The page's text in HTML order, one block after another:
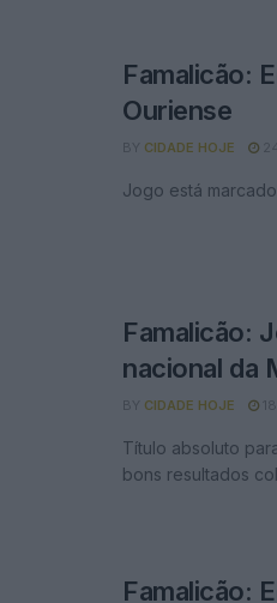
Famalicão:
Ouriense
BY CIDADE HOJE
Jogo está
Famalicão:
nacional da
BY CIDADE HOJE
Título absoluto
bons resultados
Famalicão: